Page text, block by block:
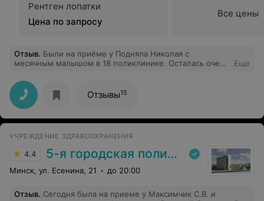
Рентген лопатки
Цена по запросу
Все цены
Отзыв. Были на приёме у Подняла Николая с
месячным малышом в 18 поликлинике. Осталась очень
которые выходят за пределы его профиля (на мой
взгляд). Все подробно рассказал и показал на
примерах и картинках.
Еще
Отзывы15
УЧРЕЖДЕНИЕ ЗДРАВООХРАНЕНИЯ
4.4 5-я городская поликлиника
Минск, ул. Есенина, 21 до 20:00
Отзыв. Сегодня была на приеме у Максимчик С.В. и